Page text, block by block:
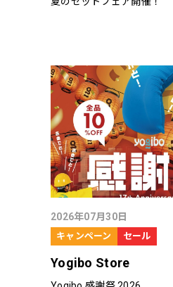
2026年07月30日
キャンペーン セール
Yogibo Store